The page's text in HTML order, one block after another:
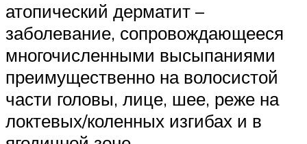
атопический дерматит –
заболевание, сопровождающееся
многочисленными высыпаниями
преимущественно на волосистой
части головы, лице, шее, реже на
локтевых/коленных изгибах и в